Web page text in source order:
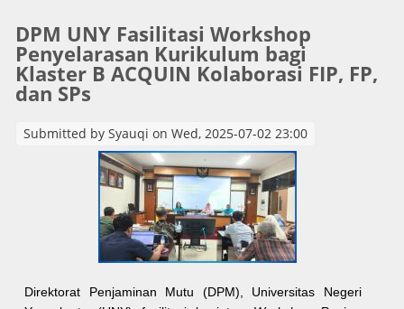
DPM UNY Fasilitasi Workshop
Penyelarasan Kurikulum bagi
Klaster B ACQUIN Kolaborasi FIP, FP,
dan SPs
Submitted by Syauqi on Wed, 2025-07-02 23:00
Direktorat Penjaminan Mutu (DPM), Universitas Negeri